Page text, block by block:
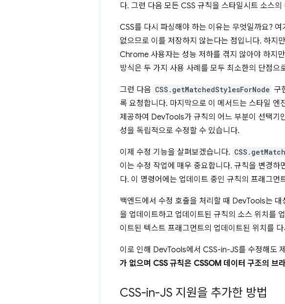
다. 그런 다음 모든 CSS 규칙을 스타일시트 소스
CSS를 다시 파싱해야 하는 이유는 무엇일까요?
없으므로 이를 저장하지 않는다는 점입니다. 하지
Chrome 사용자는 성능 저하를 겪지 않아야 하지
방식은 두 가지 사용 사례를 모두 최소한의 단점으
그런 다음 CSS.getMatchedStylesForNode 구
록 요청합니다. 마지막으로 이 메서드는 스타일
제공하여 DevTools가 규칙의 어느 부분이 선택기
성을 독립적으로 수정할 수 있습니다.
이제 수정 기능을 살펴보겠습니다.
이는 수정 작업에 매우 중요합니다. 규칙을 변경
다. 이 명령어에는 업데이트 중인 규칙의 프래그
백엔드에서 수정 호출을 처리할 때 DevTools는
을 업데이트하고 업데이트된 규칙의 소스 위치를
이트된 텍스트 프래그먼트의 업데이트된 위치를
이로 인해 DevTools에서 CSS-in-JS를 수정해도
가 없으며 CSS 규칙은 CSSOM 데이터 구조의 브
CSS-in-JS 지원을 추가한 방법